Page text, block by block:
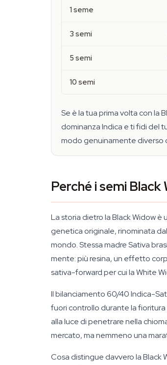
1 seme
3 semi
5 semi
10 semi
Se è la tua prima volta con la
dominanza Indica e ti fidi del
modo genuinamente diverso
Perché i semi
La storia dietro la Black Widow
genetica originale, rinominata
mondo. Stessa madre Sativa
mente: più resina, un effetto
sativa-forward per cui la White
Il bilanciamento 60/40 Indica-
fuori controllo durante la
alla luce di penetrare nella
mercato, ma nemmeno una
Cosa distingue davvero la Black